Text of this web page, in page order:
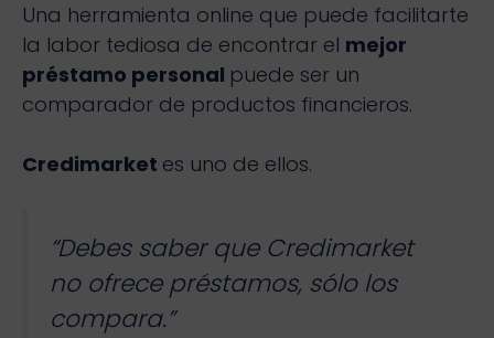
Una herramienta online que puede facilitarte
la labor tediosa de encontrar el mejor
préstamo personal puede ser un
comparador de productos financieros.
Credimarket es uno de ellos.
“Debes saber que Credimarket
no ofrece préstamos, sólo los
compara.”